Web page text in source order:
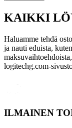
KAIKKI
Haluamme tehdä
ja nauti eduista,
logitechg.com-
ILMAINEN